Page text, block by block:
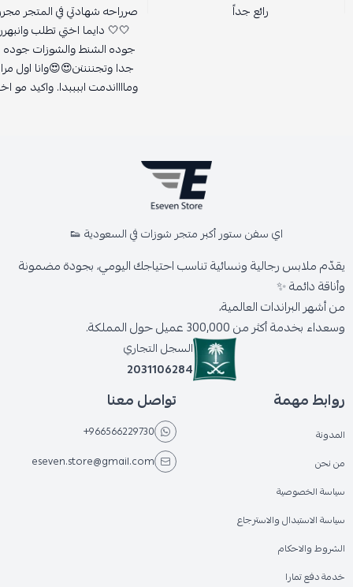
رائع جداً
صرراحه شهادتي في المتجر
🤍🤍 دايما اختي تطلب
جوده الشنط والشوزات جوده
جدا وتجننننن😍😍وانا اول
ومااااندمت اببببدا. واكيد مو
اي سفن ستور أكبر متجر شوزات في السعودية 👟
يقدّم ملابس رجالية ونسائية تناسب احتياجك اليومي، بجودة مضمونة
وأناقة دائمة ✨
من أشهر البراندات العالمية،
وسعداء بخدمة أكثر من 300,000 عميل حول المملكة.
السجل التجاري
2031106284
روابط مهمة
المدونة
من نحن
سياسة الخصوصية
سياسة الاستبدال والاسترجاع
الشروط والاحكام
خدمة دفع تمارا
تواصل معنا
+966566229730
eseven.store@gmail.com